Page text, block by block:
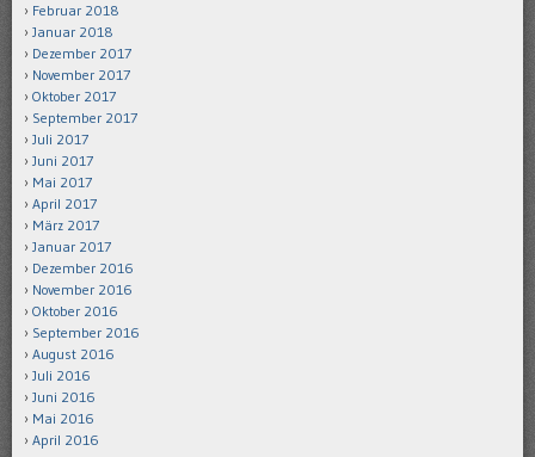
Februar 2018
Januar 2018
Dezember 2017
November 2017
Oktober 2017
September 2017
Juli 2017
Juni 2017
Mai 2017
April 2017
März 2017
Januar 2017
Dezember 2016
November 2016
Oktober 2016
September 2016
August 2016
Juli 2016
Juni 2016
Mai 2016
April 2016